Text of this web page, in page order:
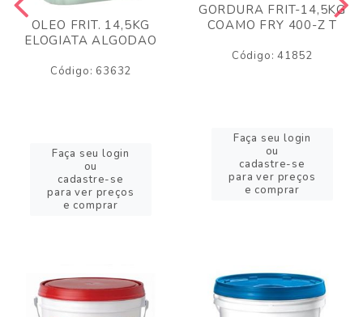
OLEO FRIT. 14,5KG
ELOGIATA ALGODAO
Código: 63632
Faça seu login
ou
cadastre-se
para ver preços
e comprar
GORDURA FRIT-14,5KG
COAMO FRY 400-Z T
Código: 41852
Faça seu login
ou
cadastre-se
para ver preços
e comprar